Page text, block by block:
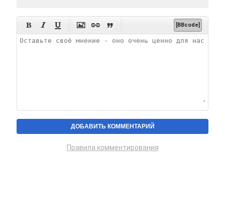
      [BBcode]
Правила комментирования